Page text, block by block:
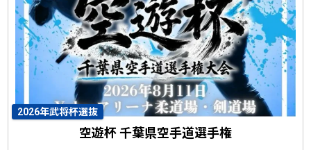
2026年武将杯選抜
空遊杯 千葉県空手道選手権